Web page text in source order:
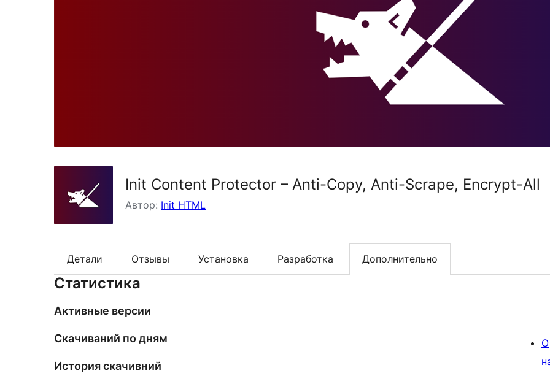
Init Content Protector – Anti-Copy, Anti-Scrape, Encrypt-All
Автор: Init HTML
Детали Отзывы Установка Разработка Дополнительно
Статистика
Активные версии
Скачиваний по дням
История скачивний
О